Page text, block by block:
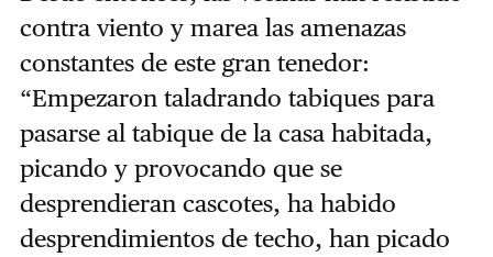
contra viento y marea las amenazas
constantes de este gran tenedor:
“Empezaron taladrando tabiques para
pasarse al tabique de la casa habitada,
picando y provocando que se
desprendieran cascotes, ha habido
desprendimientos de techo, han picado